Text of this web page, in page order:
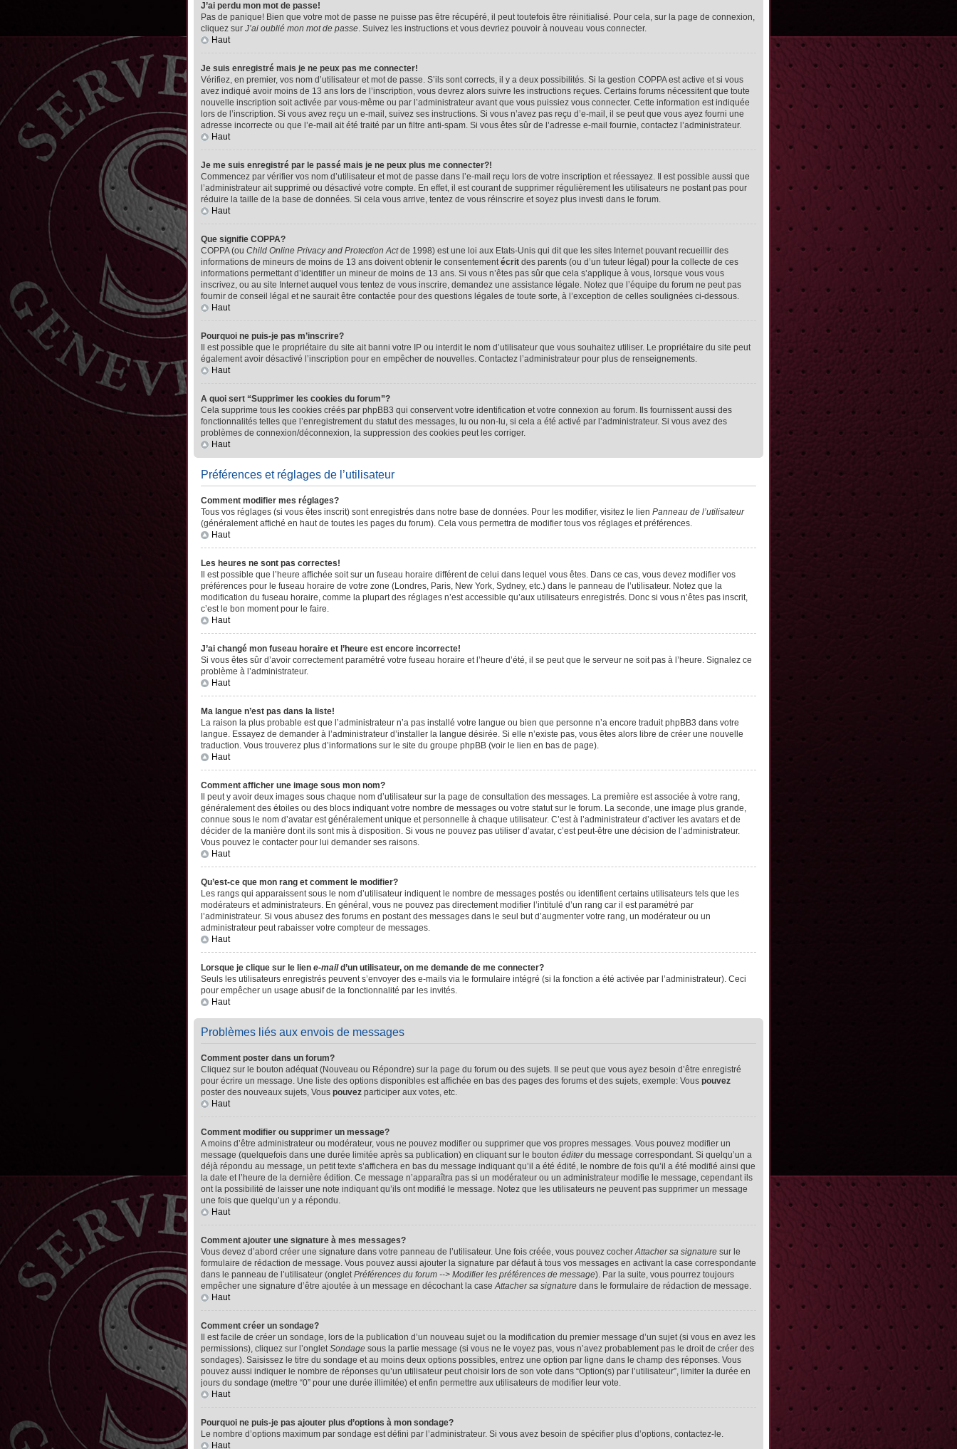
J’ai perdu mon mot de passe!
Pas de panique! Bien que votre mot de passe ne puisse pas être récupéré, il peut toutefois être réinitialisé. Pour cela, sur la page de connexion,
cliquez sur J’ai oublié mon mot de passe. Suivez les instructions et vous devriez pouvoir à nouveau vous connecter.
Haut
Je suis enregistré mais je ne peux pas me connecter!
Vérifiez, en premier, vos nom d’utilisateur et mot de passe. S’ils sont corrects, il y a deux possibilités. Si la gestion COPPA est active et si vous
avez indiqué avoir moins de 13 ans lors de l’inscription, vous devrez alors suivre les instructions reçues. Certains forums nécessitent que toute
nouvelle inscription soit activée par vous-même ou par l’administrateur avant que vous puissiez vous connecter. Cette information est indiquée
lors de l’inscription. Si vous avez reçu un e-mail, suivez ses instructions. Si vous n’avez pas reçu d’e-mail, il se peut que vous ayez fourni une
adresse incorrecte ou que l’e-mail ait été traité par un filtre anti-spam. Si vous êtes sûr de l’adresse e-mail fournie, contactez l’administrateur.
Haut
Je me suis enregistré par le passé mais je ne peux plus me connecter?!
Commencez par vérifier vos nom d’utilisateur et mot de passe dans l’e-mail reçu lors de votre inscription et réessayez. Il est possible aussi que
l’administrateur ait supprimé ou désactivé votre compte. En effet, il est courant de supprimer régulièrement les utilisateurs ne postant pas pour
réduire la taille de la base de données. Si cela vous arrive, tentez de vous réinscrire et soyez plus investi dans le forum.
Haut
Que signifie COPPA?
COPPA (ou Child Online Privacy and Protection Actde 1998) est une loi aux Etats-Unis qui dit que les sites Internet pouvant recueillir des
informations de mineurs de moins de 13 ans doivent obtenir le consentementécrit des parents (ou d’un tuteur légal) pour la collecte de ces
informations permettant d’identifier un mineur de moins de 13 ans. Si vous n’êtes pas sûr que cela s’applique à vous, lorsque vous vous
inscrivez, ou au site Internet auquel vous tentez de vous inscrire, demandez une assistance légale. Notez que l’équipe du forum ne peut pas
fournir de conseil légal et ne saurait être contactée pour des questions légales de toute sorte, à l’exception de celles soulignées ci-dessous.
Haut
Pourquoi ne puis-je pas m’inscrire?
Il est possible que le propriétaire du site ait banni votre IP ou interdit le nom d’utilisateur que vous souhaitez utiliser. Le propriétaire du site peut
également avoir désactivé l’inscription pour en empêcher de nouvelles. Contactez l’administrateur pour plus de renseignements.
Haut
A quoi sert “Supprimer les cookies du forum”?
Cela supprime tous les cookies créés par phpBB3 qui conservent votre identification et votre connexion au forum. Ils fournissent aussi des
fonctionnalités telles que l’enregistrement du statut des messages, lu ou non-lu, si cela a été activé par l’administrateur. Si vous avez des
problèmes de connexion/déconnexion, la suppression des cookies peut les corriger.
Haut
Préférences et réglages de l’utilisateur
Comment modifier mes réglages?
Tous vos réglages (si vous êtes inscrit) sont enregistrés dans notre base de données. Pour les modifier, visitez le lien Panneau de l’utilisateur
(généralement affiché en haut de toutes les pages du forum). Cela vous permettra de modifier tous vos réglages et préférences.
Haut
Les heures ne sont pas correctes!
Il est possible que l’heure affichée soit sur un fuseau horaire différent de celui dans lequel vous êtes. Dans ce cas, vous devez modifier vos
préférences pour le fuseau horaire de votre zone (Londres, Paris, New York, Sydney, etc.) dans le panneau de l’utilisateur. Notez que la
modification du fuseau horaire, comme la plupart des réglages n’est accessible qu’aux utilisateurs enregistrés. Donc si vous n’êtes pas inscrit,
c’est le bon moment pour le faire.
Haut
J’ai changé mon fuseau horaire et l’heure est encore incorrecte!
Si vous êtes sûr d’avoir correctement paramétré votre fuseau horaire et l’heure d’été, il se peut que le serveur ne soit pas à l’heure. Signalez ce
problème à l’administrateur.
Haut
Ma langue n’est pas dans la liste!
La raison la plus probable est que l’administrateur n’a pas installé votre langue ou bien que personne n’a encore traduit phpBB3 dans votre
langue. Essayez de demander à l’administrateur d’installer la langue désirée. Si elle n’existe pas, vous êtes alors libre de créer une nouvelle
traduction. Vous trouverez plus d’informations sur le site du groupe phpBB (voir le lien en bas de page).
Haut
Comment afficher une image sous mon nom?
Il peut y avoir deux images sous chaque nom d’utilisateur sur la page de consultation des messages. La première est associée à votre rang,
généralement des étoiles ou des blocs indiquant votre nombre de messages ou votre statut sur le forum. La seconde, une image plus grande,
connue sous le nom d’avatar est généralement unique et personnelle à chaque utilisateur. C’est à l’administrateur d’activer les avatars et de
décider de la manière dont ils sont mis à disposition. Si vous ne pouvez pas utiliser d’avatar, c’est peut-être une décision de l’administrateur.
Vous pouvez le contacter pour lui demander ses raisons.
Haut
Qu’est-ce que mon rang et comment le modifier?
Les rangs qui apparaissent sous le nom d’utilisateur indiquent le nombre de messages postés ou identifient certains utilisateurs tels que les
modérateurs et administrateurs. En général, vous ne pouvez pas directement modifier l’intitulé d’un rang car il est paramétré par
l’administrateur. Si vous abusez des forums en postant des messages dans le seul but d’augmenter votre rang, un modérateur ou un
administrateur peut rabaisser votre compteur de messages.
Haut
Lorsque je clique sur le lien e-maild’un utilisateur, on me demande de me connecter?
Seuls les utilisateurs enregistrés peuvent s’envoyer des e-mails via le formulaire intégré (si la fonction a été activée par l’administrateur). Ceci
pour empêcher un usage abusif de la fonctionnalité par les invités.
Haut
Problèmes liés aux envois de messages
Comment poster dans un forum?
Cliquez sur le bouton adéquat (Nouveau ou Répondre) sur la page du forum ou des sujets. Il se peut que vous ayez besoin d’être enregistré
pour écrire un message. Une liste des options disponibles est affichée en bas des pages des forums et des sujets, exemple: Vous pouvez
poster des nouveaux sujets, Vous pouvez participer aux votes, etc.
Haut
Comment modifier ou supprimer un message?
A moins d’être administrateur ou modérateur, vous ne pouvez modifier ou supprimer que vos propres messages. Vous pouvez modifier un
message (quelquefois dans une durée limitée après sa publication) en cliquant sur le bouton éditerdu message correspondant. Si quelqu’un a
déjà répondu au message, un petit texte s’affichera en bas du message indiquant qu’il a été édité, le nombre de fois qu’il a été modifié ainsi que
la date et l’heure de la dernière édition. Ce message n’apparaîtra pas si un modérateur ou un administrateur modifie le message, cependant ils
ont la possibilité de laisser une note indiquant qu’ils ont modifié le message. Notez que les utilisateurs ne peuvent pas supprimer un message
une fois que quelqu’un y a répondu.
Haut
Comment ajouter une signature à mes messages?
Vous devez d’abord créer une signature dans votre panneau de l’utilisateur. Une fois créée, vous pouvez cocherAttacher sa signature sur le
formulaire de rédaction de message. Vous pouvez aussi ajouter la signature par défaut à tous vos messages en activant la case correspondante
dans le panneau de l’utilisateur (ongletPréférences du forum --> Modifier les préférences de message). Par la suite, vous pourrez toujours
empêcher une signature d’être ajoutée à un message en décochant la caseAttacher sa signature dans le formulaire de rédaction de message.
Haut
Comment créer un sondage?
Il est facile de créer un sondage, lors de la publication d’un nouveau sujet ou la modification du premier message d’un sujet (si vous en avez les
permissions), cliquez sur l’ongletSondage sous la partie message (si vous ne le voyez pas, vous n’avez probablement pas le droit de créer des
sondages). Saisissez le titre du sondage et au moins deux options possibles, entrez une option par ligne dans le champ des réponses. Vous
pouvez aussi indiquer le nombre de réponses qu’un utilisateur peut choisir lors de son vote dans “Option(s) par l’utilisateur”, limiter la durée en
jours du sondage (mettre “0” pour une durée illimitée) et enfin permettre aux utilisateurs de modifier leur vote.
Haut
Pourquoi ne puis-je pas ajouter plus d’options à mon sondage?
Le nombre d’options maximum par sondage est défini par l’administrateur. Si vous avez besoin de spécifier plus d’options, contactez-le.
Haut